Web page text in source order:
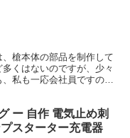
槍本体の部品を制作して
くはないのですが、少々
私も一応会社員ですので
ー 自作 電気止め刺
スターター充電器